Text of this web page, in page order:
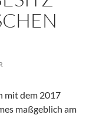
R
mit dem 2017
maßgeblich am